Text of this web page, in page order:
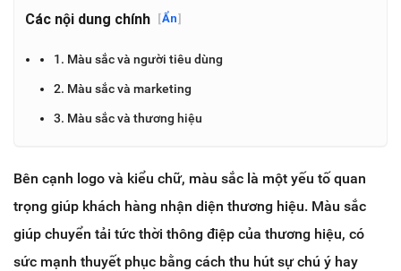
Các nội dung chính [Ẩn]
1. Màu sắc và người tiêu dùng
2. Màu sắc và marketing
3. Màu sắc và thương hiệu
Bên cạnh logo và kiểu chữ, màu sắc là một yếu tố quan
trọng giúp khách hàng nhận diện thương hiệu. Màu sắc
giúp chuyển tải tức thời thông điệp của thương hiệu, có
sức mạnh thuyết phục bằng cách thu hút sự chú ý hay